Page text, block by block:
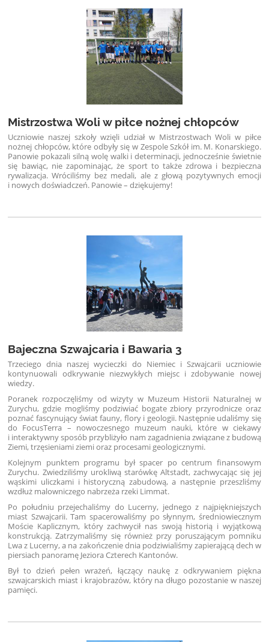
Mistrzostwa Woli w piłce nożnej chłopców
Uczniowie naszej szkoły wzięli udział w Mistrzostwach Woli w piłce
nożnej chłopców, które odbyły się w Zespole Szkół im. M. Konarskiego.
Panowie pokazali silną wolę walki i determinacji, jednocześnie świetnie
się bawiąc, nie zapominając, że sport to także zdrowa i bezpieczna
rywalizacja. Wróciliśmy bez medali, ale z głową pozytywnych emocji
i nowych doświadczeń. Panowie – dziękujemy!
Bajeczna Szwajcaria i Bawaria 3
Trzeciego dnia naszej wycieczki do Niemiec i Szwajcarii uczniowie
kontynuowali odkrywanie niezwykłych miejsc i zdobywanie nowej
wiedzy.
Poranek rozpoczęliśmy od wizyty w Muzeum Historii Naturalnej w
Zurychu, gdzie mogliśmy podziwiać bogate zbiory przyrodnicze oraz
poznać fascynujący świat fauny, flory i geologii. Następnie udaliśmy się
do FocusTerra – nowoczesnego muzeum nauki, które w ciekawy
i interaktywny sposób przybliżyło nam zagadnienia związane z budową
Ziemi, trzęsieniami ziemi oraz procesami geologicznymi.
Kolejnym punktem programu był spacer po centrum finansowym
Zurychu. Zwiedziliśmy urokliwą starówkę Altstadt, zachwycając się jej
wąskimi uliczkami i historyczną zabudową, a następnie przeszliśmy
wzdłuż malowniczego nabrzeża rzeki Limmat.
Po południu przejechaliśmy do Lucerny, jednego z najpiękniejszych
miast Szwajcarii. Tam spacerowaliśmy po słynnym, średniowiecznym
Moście Kaplicznym, który zachwycił nas swoją historią i wyjątkową
konstrukcją. Zatrzymaliśmy się również przy poruszającym pomniku
Lwa z Lucerny, a na zakończenie dnia podziwialiśmy zapierającą dech w
piersiach panoramę Jeziora Czterech Kantonów.
Był to dzień pełen wrażeń, łączący naukę z odkrywaniem piękna
szwajcarskich miast i krajobrazów, który na długo pozostanie w naszej
pamięci.